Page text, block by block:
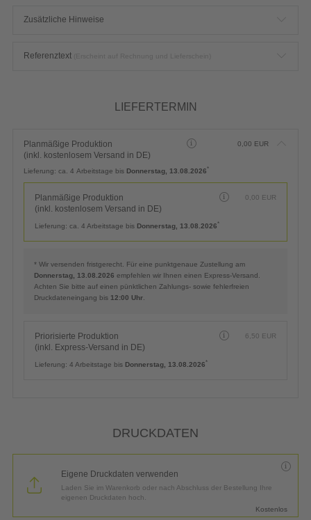
Zusätzliche Hinweise
Referenztext
LIEFERTERMIN
Planmäßige Produktion
(inkl. kostenlosem Versand in DE)
0,00 EUR
Lieferung: ca. 4 Arbeitstage bis Donnerstag, 13.08.2026*
Planmäßige Produktion
(inkl. kostenlosem Versand in DE)
0,00 EUR
Lieferung: ca. 4 Arbeitstage bis Donnerstag, 13.08.2026*
* Wir versenden fristgerecht. Für eine punktgenaue Zustellung am
Donnerstag, 13.08.2026 empfehlen wir Ihnen einen Express-Versand.
Achten Sie bitte auf einen pünktlichen Zahlungs- sowie fehlerfreien
Druckdateneingang bis 12:00 Uhr
Priorisierte Produktion
(inkl. Express-Versand in DE)
6,50 EUR
Lieferung: 4 Arbeitstage bis Donnerstag, 13.08.2026*
DRUCKDATEN
Eigene Druckdaten verwenden
Laden Sie im Warenkorb oder nach Abschluss der Bestellung Ihre
eigenen Druckdaten hoch.
Kostenlos